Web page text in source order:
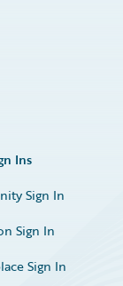
Ins
Sign In
Sign In
Sign In